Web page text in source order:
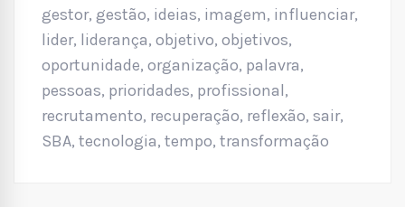
gestor, gestão, ideias, imagem, influenciar,
lider, liderança, objetivo, objetivos,
oportunidade, organização, palavra,
pessoas, prioridades, profissional,
recrutamento, recuperação, reflexão, sair,
SBA, tecnologia, tempo, transformação